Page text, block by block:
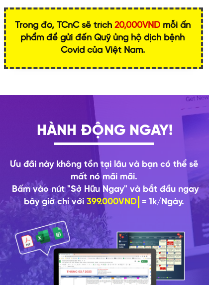
Trong đó, TCnC sẽ trích 20,000VNDmỗi ấn
phẩm để gửi đến Quỹ ủng hộ dịch bệnh
Covid của Việt Nam.
Ưu đãi này không tồn tại lâu và bạn có thể sẽ
mất nó mãi mãi.
Bấm vào nút "Sở Hữu Ngay" và bắt đầu ngay
bây giờ chỉ với399.000VND
= 1k/Ngày.
HÀNH ĐỘNG NGAY!